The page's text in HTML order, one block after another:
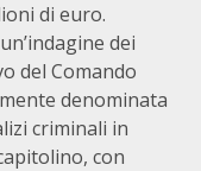
di euro.
dei
del Comando
denominata
criminali in
con